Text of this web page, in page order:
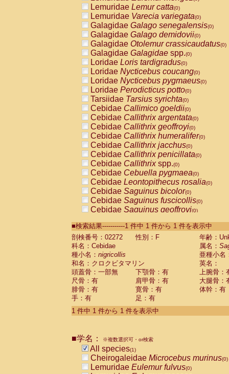
Lemuridae Lemur catta(0)
Lemuridae Varecia variegata(0)
Galagidae Galago senegalensis(0)
Galagidae Galago demidovii(0)
Galagidae Otolemur crassicaudatus(0)
Galagidae Galagidae spp.(0)
Loridae Loris tardigradus(0)
Loridae Nycticebus coucang(0)
Loridae Nycticebus pygmaeus(0)
Loridae Perodicticus potto(0)
Tarsiidae Tarsius syrichta(0)
Cebidae Callimico goeldii(0)
Cebidae Callithrix argentata(0)
Cebidae Callithrix geoffroyi(0)
Cebidae Callithrix humeralifer(0)
Cebidae Callithrix jacchus(0)
Cebidae Callithrix penicillata(0)
Cebidae Callithrixspp.(0)
Cebidae Cebuella pygmaea(0)
Cebidae Leontopithecus rosalia(0)
Cebidae Saguinus bicolor(0)
Cebidae Saguinus fuscicollis(0)
Cebidae Saguinus geoffroyi(0)
CebidaeSaguinus labiatus(0)
Cebidae Saguinus leucopus (0)
Cebidae
CebidaeSaguinus mystax
CebidaeSaguinus nigricollis (1)
Cebidae Saguinus oedipus
Cebidae Saguinus weddelli
Cebidae Saguinusspp.
Cebidae Aotus trivirgatus
Cebidae Cebus albifrons
CebidaeCebus nigrivittatus
CebidaeCebus
CebidaeSaimiri boliviensis(0)
CebidaeSaimiri sciureus(0)
■検索結果-----------1 件中 1 件から 1 件を表示中
剖検番号：02272
性別：F
年齢：
科名：Cebidae
属名：
種小名： nigricollis
亜種小名
和名：クロクビタマリン
英名：
頭蓋骨：一部無
下顎骨：有
上腕骨：
尺骨：有
肩甲骨：有
大腿骨：
腓骨：有
寛骨：有
体幹：有
手：有
足：有
1 件中 1 件から 1 件を表示中
■学名： ※複数選択可・or検索
All species(1)
Cheirogaleidae Microcebus murinus(0)
Lemuridae Eulemur fulvus(0)